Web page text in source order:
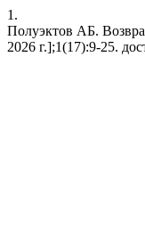
1.
Полуэктов АБ.
2026 г.];1(17):9-25.